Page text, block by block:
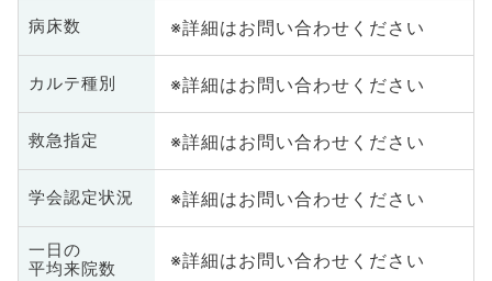
病床数 ※詳細はお問い合わせください
カルテ種別 ※詳細はお問い合わせください
救急指定 ※詳細はお問い合わせください
学会認定状況 ※詳細はお問い合わせください
一日の
平均来院数
※詳細はお問い合わせください